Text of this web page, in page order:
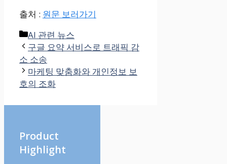
출처 : 원문 보러가기
Categories
AI 관련 뉴스
구글 요약 서비스로 트래픽 감
소 소송
마케팅 맞춤화와 개인정보 보
호의 조화
Product
Highlight